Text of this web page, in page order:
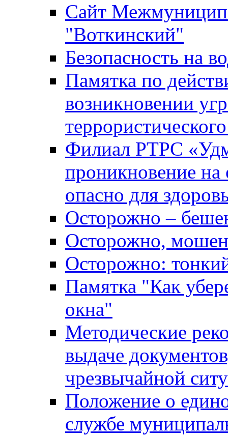
Сайт
"Воткинский"
Безопасность на
Памятка по
возникновении
Филиал РТРС
проникновение на
опасно для
Осторожно –
Осторожно,
Осторожно:
Памятка "Как
окна"
Методические
выдаче
чрезвычайной
Положение о
службе